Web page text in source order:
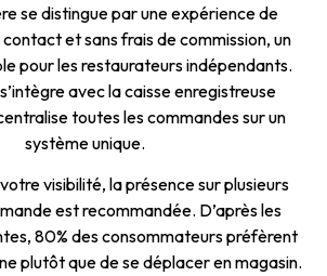
se distingue par une expérience de
et sans frais de commission, un
pour les restaurateurs indépendants.
avec la caisse enregistreuse
toutes les commandes sur un
système unique.
visibilité, la présence sur plusieurs
est recommandée. D’après les
80% des consommateurs préfèrent
plutôt que de se déplacer en magasin.